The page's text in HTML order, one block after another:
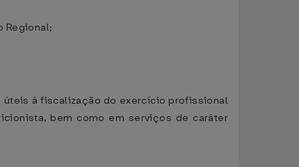
Regional;
úteis à fiscalização do exercício profissional
bem como em serviços de caráter